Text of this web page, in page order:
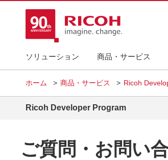
ソリューション 商品・サービス
ホーム 商品・サービス Ricoh
Ricoh Developer Program
ご質問・お問い